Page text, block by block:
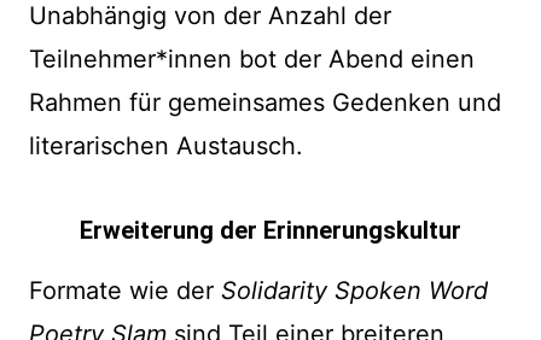
Unabhängig von der Anzahl der
Teilnehmer*innen bot der Abend einen
Rahmen für gemeinsames Gedenken und
literarischen Austausch.
Erweiterung der Erinnerungskultur
Formate wie der Solidarity Spoken Word